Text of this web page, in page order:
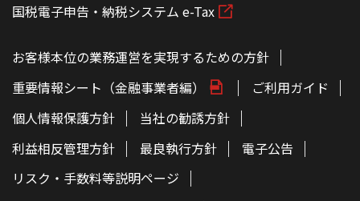
国税電子申告・納税システム e-Tax
お客様本位の業務運営を実現するための方針
重要情報シート（金融事業者編）
ご利用ガイド
個人情報保護方針
当社の勧誘方針
利益相反管理方針
最良執行方針
電子公告
リスク・手数料等説明ページ